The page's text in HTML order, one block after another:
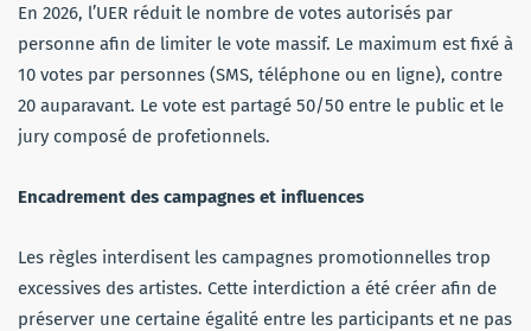
En 2026, l’UER réduit le nombre de votes autorisés par
personne afin de limiter le vote massif. Le maximum est fixé à
10 votes par personnes (SMS, téléphone ou en ligne), contre
20 auparavant. Le vote est partagé 50/50 entre le public et le
jury composé de profetionnels.
Encadrement des campagnes et influences
Les règles interdisent les campagnes promotionnelles trop
excessives des artistes. Cette interdiction a été créer afin de
préserver une certaine égalité entre les participants et ne pas